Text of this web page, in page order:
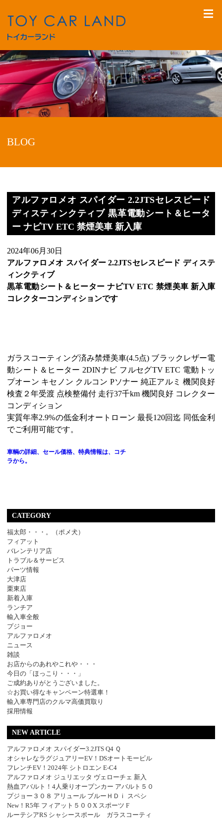
BLOG
アルファロメオ スパイダー 2.2JTSセレスピード
ディスティンクティブ 黒革電動シート＆ヒータ
ー ナビTV ETC 禁煙美車 新入庫
2024年06月30日
アルファロメオ スパイダー 2.2JTSセレスピード ディステ
ィンクティブ
黒革電動シート＆ヒーター ナビTV ETC 禁煙美車 新入庫
コレクターコンディションです
ガラスコーティング済み禁煙美車(4.5点) ブラックレザー電
動シート＆ヒーター 2DINナビ フルセグTV ETC 電動トッ
プオーン キセノン クルコン Pソナー 純正アルミ 機関良好
検査２年受渡 点検整備付 走行37千km 機関良好 コレクター
コンディション
実質年率2.9%の低金利オートローン 最長120回迄 同低金利
でご利用可能です。
車輌の詳細、セール価格、特典情報は、コチ
ラから。
CATEGORY
福太郎・・・。（ポメ犬）
フィアット
バレンテリア店
トラブル＆サービス
パーツ情報
大津店
栗東店
新着入庫
ランチア
輸入車全般
プジョー
アルファロメオ
ニュース
雑談
お店からのあれやこれや・・・
今日の「ほっこり・・・」
ご成約ありがとうございました。
☆お買い得なキャンペーン特選車！
輸入車専門店のクルマ高価買取り
採用情報
NEW ARTICLE
アルファロメオ スパイダー3.2JTS Q4 Ｑ
オシャレなラグジュアリーEV！DSオートモービル
フレンチEV！2024年 シトロエン E-C4
アルファロメオ ジュリエッタ ヴェローチェ 新入
熱血アバルト！4人乗りオープンカー アバルト５０
プジョー３０８ アリュール ブルーＨＤｉ スペシ
New！R5年 フィアット５００X スポーツ F
ルーテシアRS シャシースポール ガラスコーティ